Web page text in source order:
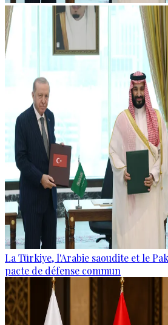
La Türkiye, l'Arabie saoudite et le
pacte de défense commun